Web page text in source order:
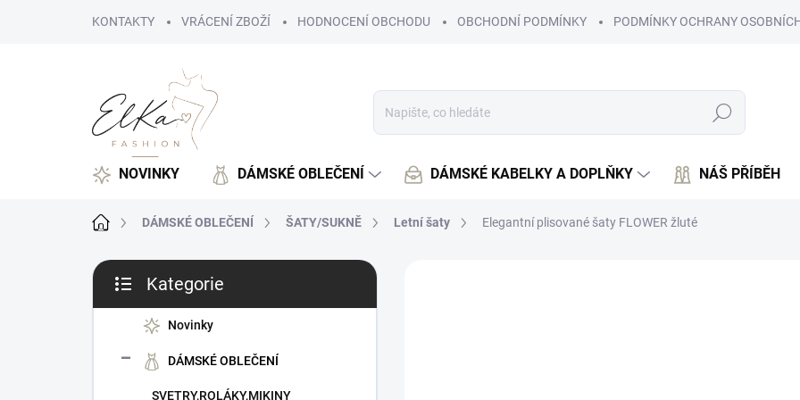
KONTAKTY VRÁCENÍ ZBOŽÍ HODNOCENÍ OBCHODU OBCHODNÍ PODMÍNKY PODMÍNKY OCHRANY
Hledat
NOVINKY DÁMSKÉ OBLEČENÍ DÁMSKÉ KABELKY A DOPLŇKY NÁŠ PŘÍBĚH
Domů DÁMSKÉ OBLEČENÍ ŠATY/SUKNĚ Letní šaty Elegantní plisované šaty FLOWER žluté
P
s
kategorie
Kategorie
Novinky
DÁMSKÉ OBLEČENÍ
SVETRY,ROLÁKY,MIKINY